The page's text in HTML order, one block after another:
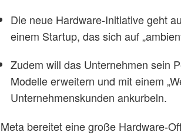
Die neue Hardware-Initiative geht
einem Startup, das sich auf
Zudem will das Unternehmen sein
Modelle erweitern und mit einem
Unternehmenskunden ankurbeln.
Meta bereitet eine große Hardware-